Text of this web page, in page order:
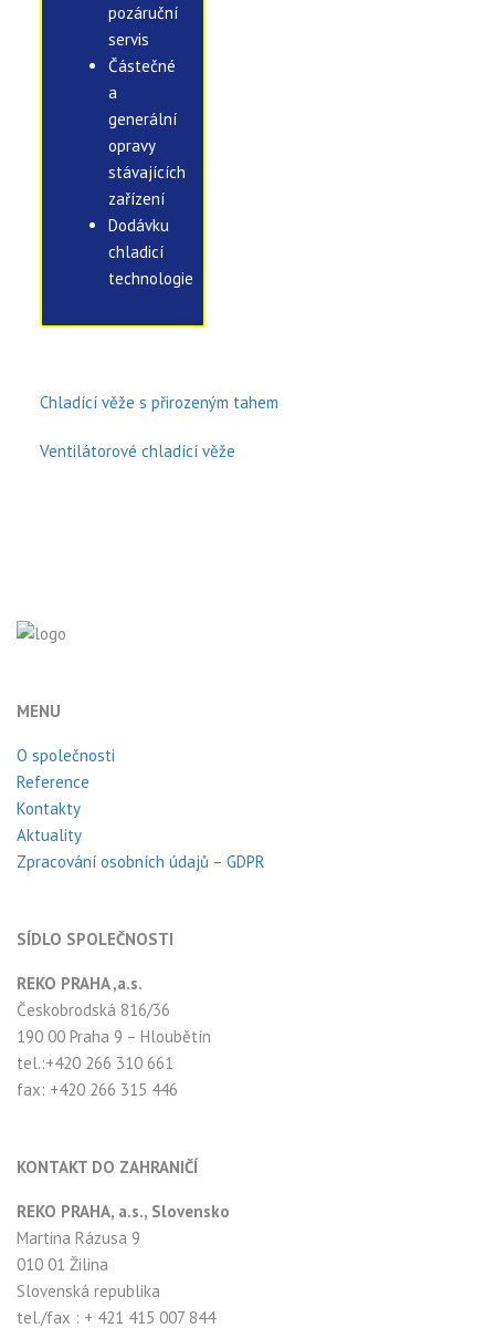
pozáruční
servis
Částečné
a
generální
opravy
stávajících
zařízení
Dodávku
chladicí
technologie
Chladící věže s přirozeným tahem
Ventilátorové chladící věže
MENU
O společnosti
Reference
Kontakty
Aktuality
Zpracování osobních údajů – GDPR
SÍDLO SPOLEČNOSTI
REKO PRAHA ,a.s.
Českobrodská 816/36
190 00 Praha 9 – Hloubětín
tel.:+420 266 310 661
fax: +420 266 315 446
KONTAKT DO ZAHRANIČÍ
REKO PRAHA, a.s., Slovensko
Martina Rázusa 9
010 01 Žilina
Slovenská republika
tel./fax : + 421 415 007 844